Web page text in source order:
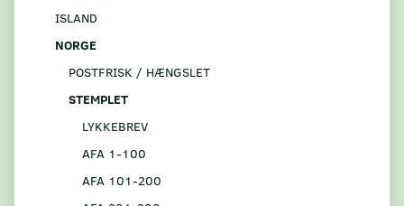
ISLAND
NORGE
POSTFRISK / HÆNGSLET
STEMPLET
LYKKEBREV
AFA 1-100
AFA 101-200